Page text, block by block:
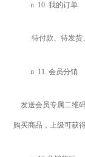
n 10.我的订单
待付款、待发货
n 11.会员分销
发送会员专属二维
购买商品，上级可获